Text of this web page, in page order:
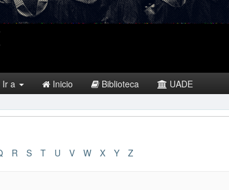
Ir a Inicio Biblioteca
UADE
R S T U V W X Y Z